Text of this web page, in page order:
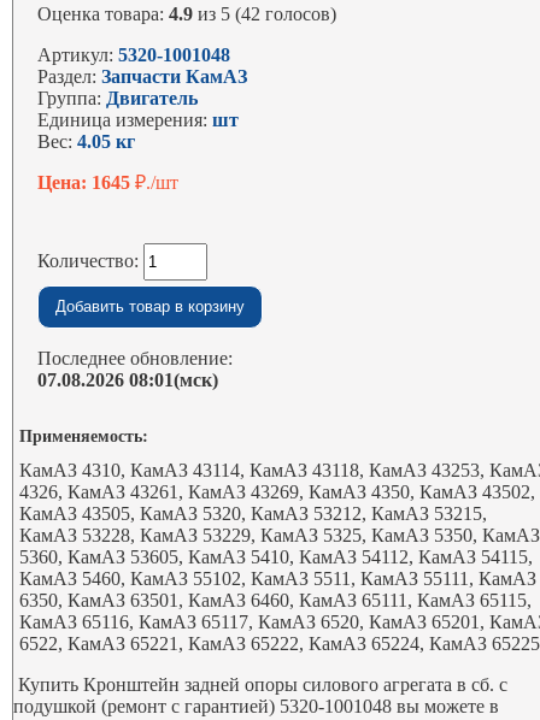
Оценка товара:4.9 из 5 (42 голосов)
Артикул:5320-1001048
Раздел:Запчасти КамАЗ
Группа: Двигатель
Единица измерения:шт
Вес:4.05 кг
Цена: 1645₽./шт
Количество:
Последнее обновление:
07.08.2026 08:01(мск)
Применяемость:
КамАЗ 4310, КамАЗ 43114, КамАЗ 43118, КамАЗ 43253,
4326, КамАЗ 43261, КамАЗ 43269, КамАЗ 4350, КамАЗ 43502,
КамАЗ 43505, КамАЗ 5320, КамАЗ 53212, КамАЗ 53215,
КамАЗ 53228, КамАЗ 53229, КамАЗ 5325, КамАЗ 5350, КамАЗ
5360, КамАЗ 53605, КамАЗ 5410, КамАЗ 54112, КамАЗ 54115,
КамАЗ 5460, КамАЗ 55102, КамАЗ 5511, КамАЗ 55111, КамАЗ
6350, КамАЗ 63501, КамАЗ 6460, КамАЗ 65111, КамАЗ 65115,
КамАЗ 65116, КамАЗ 65117, КамАЗ 6520, КамАЗ 65201,
6522, КамАЗ 65221, КамАЗ 65222, КамАЗ 65224, КамАЗ 65225
Купить Кронштейн задней опоры силового агрегата в сб. с
подушкой (ремонт с гарантией) 5320-1001048 вы можете в